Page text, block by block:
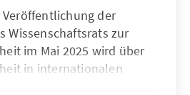
der
Wissenschaftsrats zur
im Mai 2025 wird über
in internationalen